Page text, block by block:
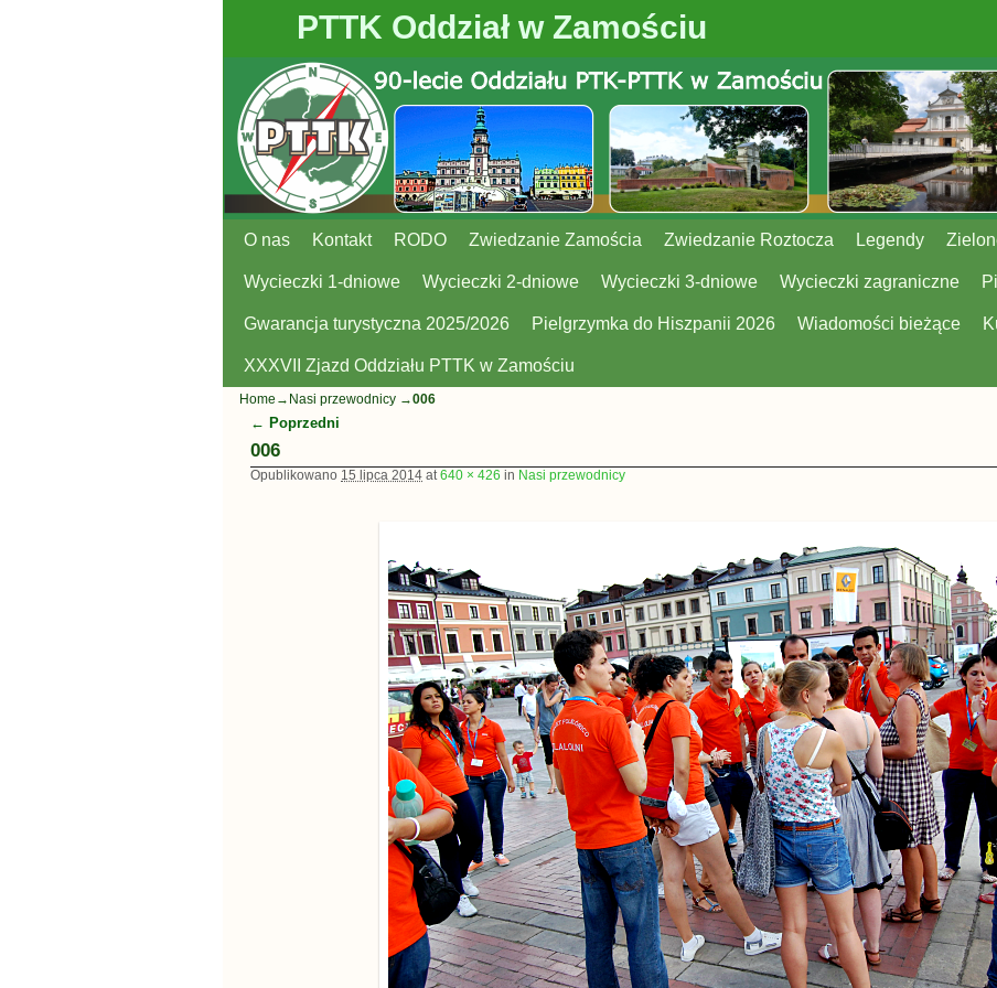
PTTK Oddział w Zamościu
Przejdź do głównej treści
Przejdź do
O nas Kontakt RODO Zwiedzanie Zamościa Zwiedzanie Roztocza Legendy
Wycieczki 1-dniowe Wycieczki 2-dniowe Wycieczki 3-dniowe Wycieczki zagraniczne
Gwarancja turystyczna 2025/2026 Pielgrzymka do Hiszpanii 2026 Wiadomości bieżące
XXXVII Zjazd Oddziału PTTK w Zamościu
Home → Nasi przewodnicy →006
Nawigacja
← Poprzedni
006
Opublikowano 15 lipca 2014 at 640 × 426 in Nasi przewodnicy